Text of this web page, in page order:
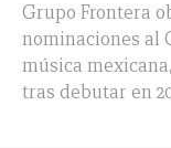
Grupo Frontera
nominaciones al
música
tras debutar en